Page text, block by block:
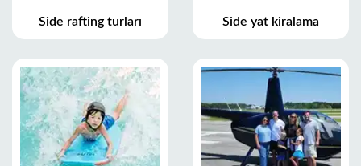
Side rafting turları Side yat kiralama